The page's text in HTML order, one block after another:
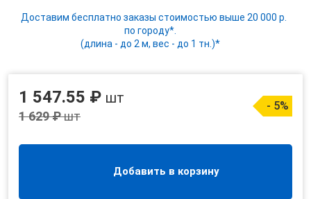
Доставим бесплатно заказы стоимостью выше 20 000 р.
по городу*.
(длина - до 2 м, вес - до 1 тн.)*
1 547.55 ₽ шт
1 629 ₽шт
- 5%
Добавить в корзину